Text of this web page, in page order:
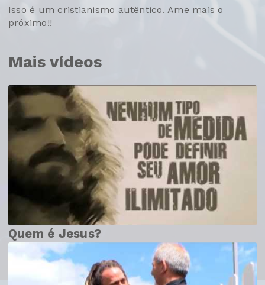
Mais vídeos
Quem é Jesus?
Isso é um cristianismo autêntico. Ame mais o
próximo!!